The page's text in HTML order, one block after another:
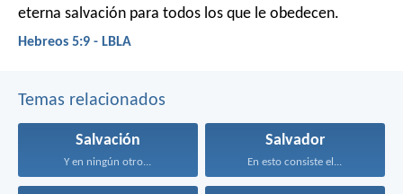
eterna salvación para todos los que le obedecen.
Hebreos 5:9 - LBLA
Temas relacionados
Salvación
Y en ningún otro...
Salvador
En esto consiste el...